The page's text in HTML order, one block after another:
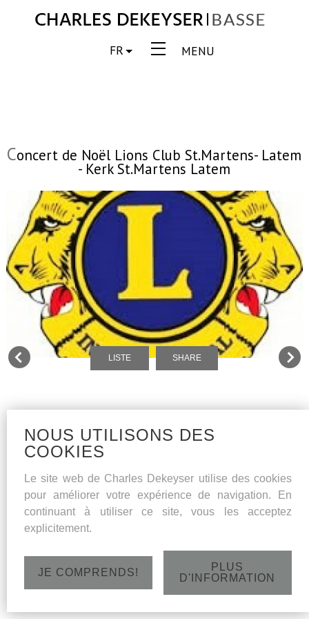
MENU
FR
Concert de Noël Lions Club St.Martens- Latem
- Kerk St.Martens Latem
LISTE SHARE
NOUS UTILISONS DES
COOKIES
Le site web de Charles Dekeyser utilise des cookies
pour améliorer votre expérience de navigation. En
continuant à utiliser ce site, vous les acceptez
explicitement.
JE COMPRENDS!
PLUS
D'INFORMATION